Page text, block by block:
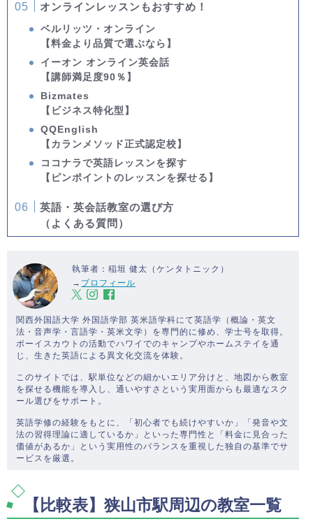
オンラインレッスンもおすすめ！
ベルリッツ・オンライン
【料金より品質で選ぶなら】
イーオン オンライン英会話
【講師満足度90％】
Bizmates
【ビジネス特化型】
QQEnglish
【カランメソッド正式認定校】
ココナラで英語レッスンを探す
【ピンポイントのレッスンを探せる】
英語・英会話教室の選び方
（よくある質問）
執筆者：稲垣 健太（ケンタトニック）
→ プロフィール
関西外国語大学 外国語学部 英米語学科にて英語学（概論・英文
法・音声学・言語学・英米文学）を専門的に修め、学士号を取得。
ボーイスカウトの活動でハワイでのキャンプやホームステイを通
じ、生きた英語による異文化交流を体験。
このサイトでは、駅単位などの細かいエリア分けと、地図から教室
を探せる機能を導入し、通いやすさという実用面からも最適なスク
ール選びをサポート。
英語学修の経験をもとに、「初心者でも続けやすいか」「発音や文
法の習得理論に適しているか」といった専門性と「料金に見合った
価値があるか」という実用性のバランスを重視した独自の基準でサ
ービスを厳選。
【比較表】狭山市駅周辺の教室一覧